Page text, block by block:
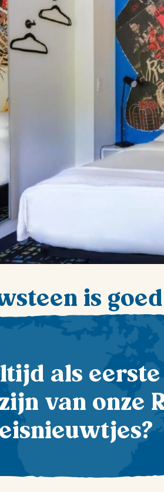
is
als eerste
van onze